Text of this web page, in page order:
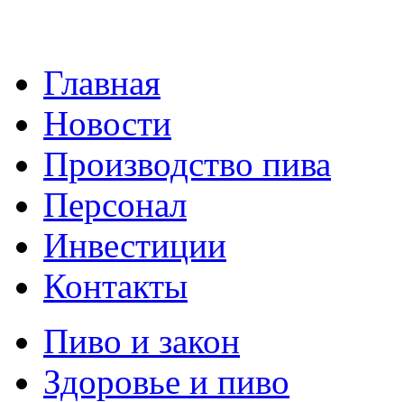
Главная
Новости
Производство пива
Персонал
Инвестиции
Контакты
Пиво и закон
Здоровье и пиво